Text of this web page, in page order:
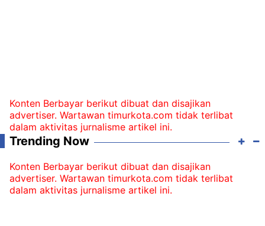
Konten Berbayar berikut dibuat dan disajikan
advertiser. Wartawan timurkota.com tidak terlibat
dalam aktivitas jurnalisme artikel ini.
Trending Now
Konten Berbayar berikut dibuat dan disajikan
advertiser. Wartawan timurkota.com tidak terlibat
dalam aktivitas jurnalisme artikel ini.